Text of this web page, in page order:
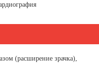
(расширение зрачка),